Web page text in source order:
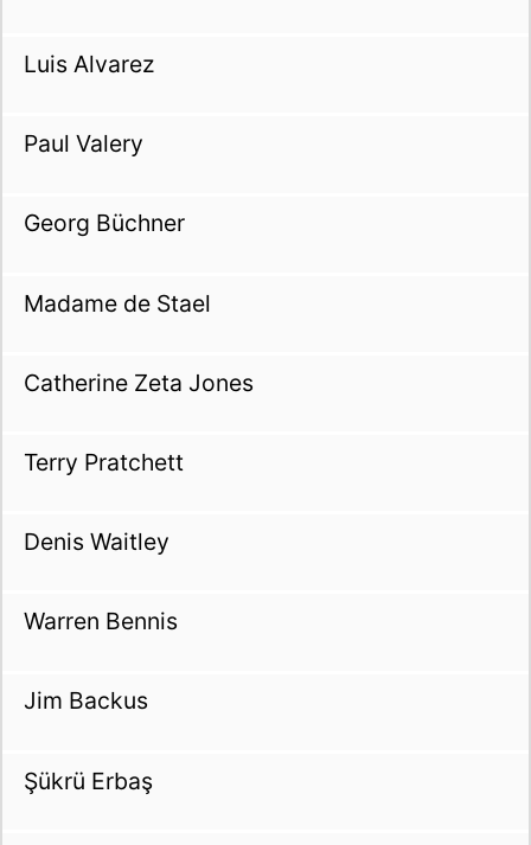
Luis Alvarez
Paul Valery
Georg Büchner
Madame de Stael
Catherine Zeta Jones
Terry Pratchett
Denis Waitley
Warren Bennis
Jim Backus
Şükrü Erbaş